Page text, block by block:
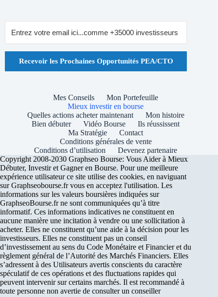
Recevoir les Prochaines Opportunités PEA/CTO
Mes Conseils
Mon Portefeuille
Mieux investir en bourse
Quelles actions acheter maintenant
Mon histoire
Bien débuter
Vidéo Bourse
Ils réussissent
Ma Stratégie
Contact
Conditions générales de vente
Conditions d’utilisation
Devenez partenaire
Copyright 2008-2030 Graphseo Bourse: Vous Aider à Mieux
Débuter, Investir et Gagner en Bourse. Pour une meilleure
expérience utilisateur ce site utilise des cookies, en naviguant
sur Graphseobourse.fr vous en acceptez l'utilisation. Les
informations sur les valeurs boursières indiquées sur
GraphseoBourse.fr ne sont communiquées qu’à titre
informatif. Ces informations indicatives ne constituent en
aucune manière une incitation à vendre ou une sollicitation à
acheter. Elles ne constituent qu’une aide à la décision pour les
investisseurs. Elles ne constituent pas un conseil
d’investissement au sens du Code Monétaire et Financier et du
règlement général de l’Autorité des Marchés Financiers. Elles
s’adressent à des Utilisateurs avertis conscients du caractère
spéculatif de ces opérations et des fluctuations rapides qui
peuvent intervenir sur certains marchés. Il est recommandé à
toute personne non avertie de consulter un conseiller